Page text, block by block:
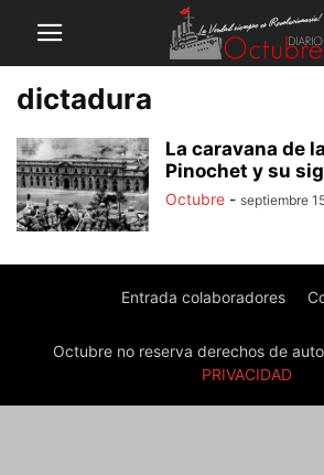
dictadura
La caravana de
Pinochet y su
Octubre - septiembre
Entrada colaboradores
Octubre no reserva derechos de
PRIVACIDAD